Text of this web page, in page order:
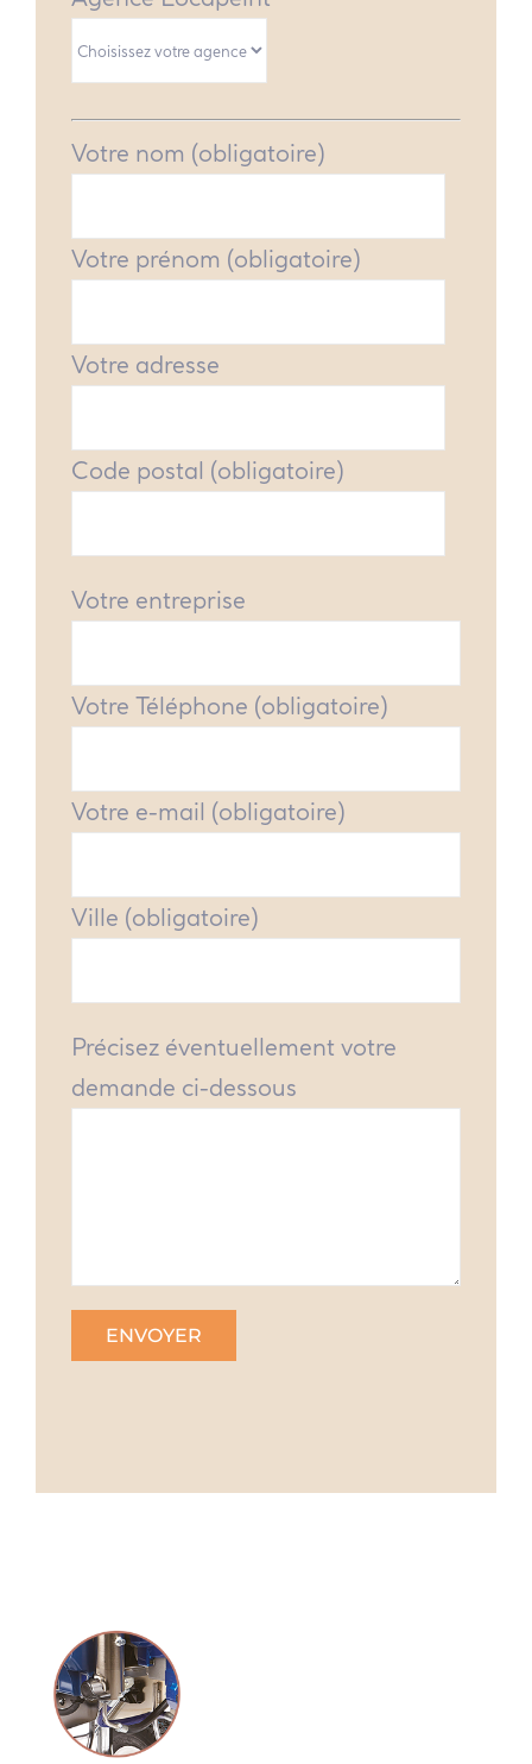
Votre nom (obligatoire)
Votre prénom (obligatoire)
Votre adresse
Code postal (obligatoire)
Votre entreprise
Votre Téléphone (obligatoire)
Votre e-mail (obligatoire)
Ville (obligatoire)
Précisez éventuellement votre
demande ci-dessous